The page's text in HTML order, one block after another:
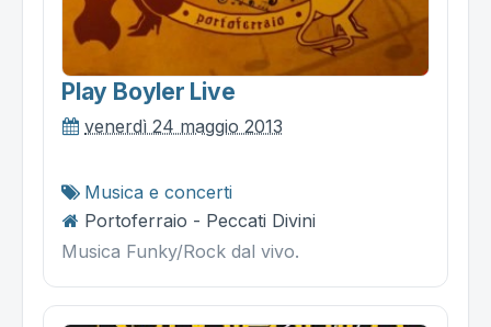
Play Boyler Live
venerdì 24 maggio 2013
Musica e concerti
Portoferraio - Peccati Divini
Musica Funky/Rock dal vivo.